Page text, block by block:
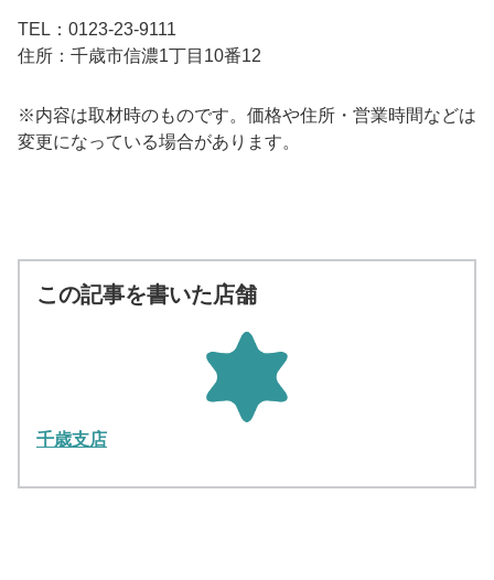
TEL：0123-23-9111
住所：千歳市信濃1丁目10番12
※内容は取材時のものです。価格や住所・営業時間などは
変更になっている場合があります。
この記事を書いた店舗
千歳支店